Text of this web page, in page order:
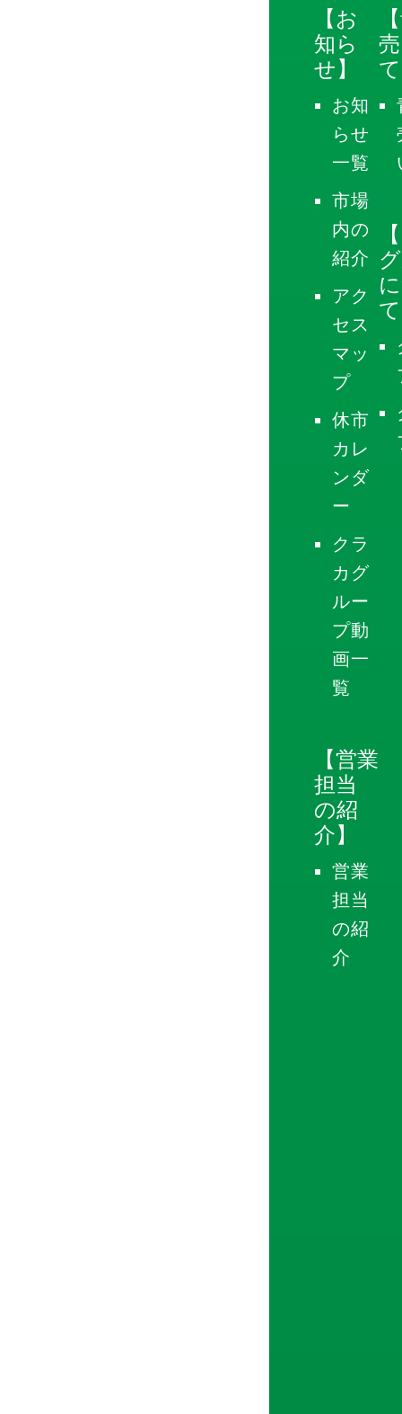
【お
知ら
せ】
お知
らせ
一覧
市場
内の
紹介
アク
セス
マッ
プ
休市
カレ
ンダ
ー
クラ
カグ
ルー
プ動
画一
覧
【営業
担当
の紹
介】
営業
担当
の紹
介